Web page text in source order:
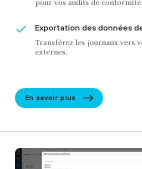
pour vos audits de conformité.
Exportation des données
Transférez les journaux vers
externes.
En savoir plus